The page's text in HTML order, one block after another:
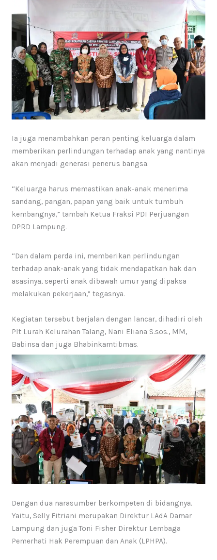
Ia juga menambahkan peran penting keluarga dalam
memberikan perlindungan terhadap anak yang nantinya
akan menjadi generasi penerus bangsa.
“Keluarga harus memastikan anak-anak menerima
sandang, pangan, papan yang baik untuk tumbuh
kembangnya,” tambah Ketua Fraksi PDI Perjuangan
DPRD Lampung.
“Dan dalam perda ini, memberikan perlindungan
terhadap anak-anak yang tidak mendapatkan hak dan
asasinya, seperti anak dibawah umur yang dipaksa
melakukan pekerjaan,” tegasnya.
Kegiatan tersebut berjalan dengan lancar, dihadiri oleh
Plt Lurah Kelurahan Talang, Nani Eliana S.sos., MM,
Babinsa dan juga Bhabinkamtibmas.
Dengan dua narasumber berkompeten di bidangnya.
Yaitu, Selly Fitriani merupakan Direktur LAdA Damar
Lampung dan juga Toni Fisher Direktur Lembaga
Pemerhati Hak Perempuan dan Anak (LPHPA).